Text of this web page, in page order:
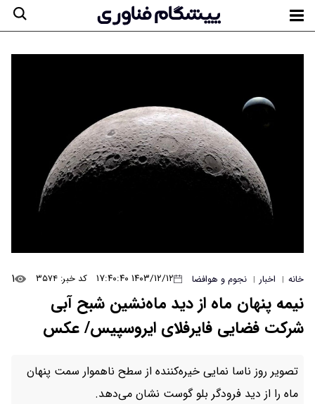
خانه | اخبار | نجوم و هوافضا ۱۴۰۳/۱۲/۱۲ ۱۷:۴۰:۴۰ کد خبر: ۳۵۷۴ ۱
نیمه پنهان ماه از دید ماه‌نشین شبح آبی
شرکت فضایی فایرفلای ایروسپیس/ عکس
تصویر روز ناسا نمایی خیره‌کننده از سطح ناهموار سمت پنهان
ماه را از دید فرودگر بلو گوست نشان می‌دهد.